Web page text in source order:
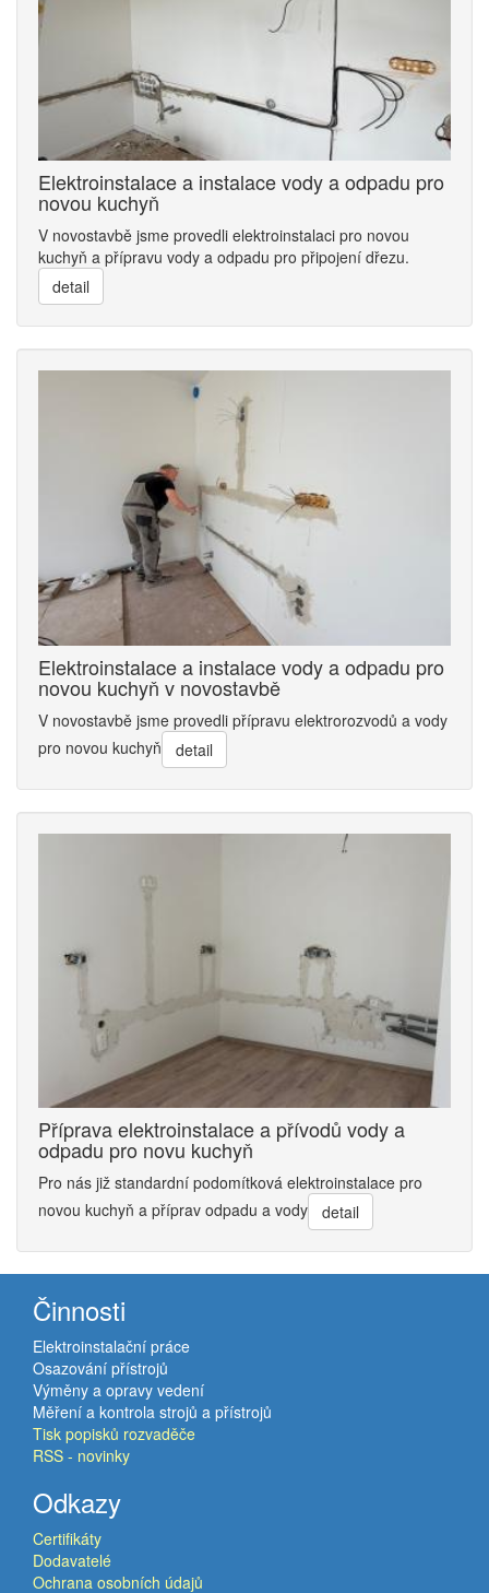
Elektroinstalace a instalace vody a odpadu pro
novou kuchyň
V novostavbě jsme provedli elektroinstalaci pro novou
kuchyň a přípravu vody a odpadu pro připojení dřezu.
detail
Elektroinstalace a instalace vody a odpadu pro
novou kuchyň v novostavbě
V novostavbě jsme provedli přípravu elektrorozvodů a vody
pro novou kuchyň
detail
Příprava elektroinstalace a přívodů vody a
odpadu pro novu kuchyň
Pro nás již standardní podomítková elektroinstalace pro
novou kuchyň a příprav odpadu a vody
detail
Činnosti
Elektroinstalační práce
Osazování přístrojů
Výměny a opravy vedení
Měření a kontrola strojů a přístrojů
Tisk popisků rozvaděče
RSS - novinky
Odkazy
Certifikáty
Dodavatelé
Ochrana osobních údajů